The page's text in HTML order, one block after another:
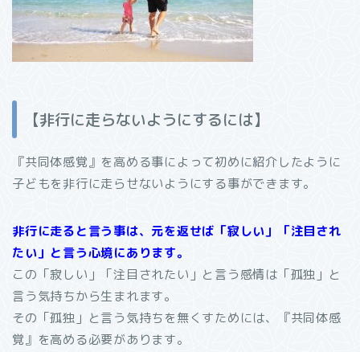
【非行に走らないようにするには】
『共同体感覚』を高める事によって初めに紹介したように
子どもを非行に走らせないようにする事ができます。
非行に走ると言う事は、元を返せば「寂しい」「注目され
たい」と言う心境にあります。
この「寂しい」「注目されたい」と言う感情は「孤独」と
言う気持ちから生まれます。
その「孤独」と言う気持ちを無くすためには、『共同体感
覚』を高める必要があります。